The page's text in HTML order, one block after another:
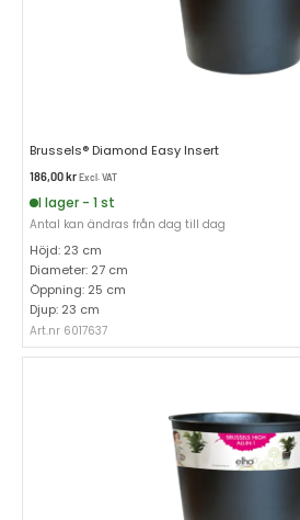
Brussels® Diamond Easy Insert
186,00krExcl. VAT
I lager - 1 st
Antal kan ändras från dag till dag
Höjd: 23 cm
Diameter: 27 cm
Öppning: 25 cm
Djup: 23 cm
Art.nr 6017637